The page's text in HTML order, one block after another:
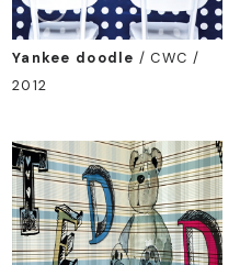
Yankee doodle /CWC /
2012